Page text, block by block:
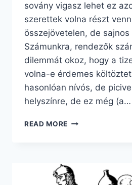
sovány vigasz lehet ez
szerettek volna részt
összejövetelen, de
Számunkra, rendezők
dilemmát okoz, hogy a
volna-e érdemes
hasonlóan nívós, de
helyszínre, de ez még (a…
READ MORE KATA